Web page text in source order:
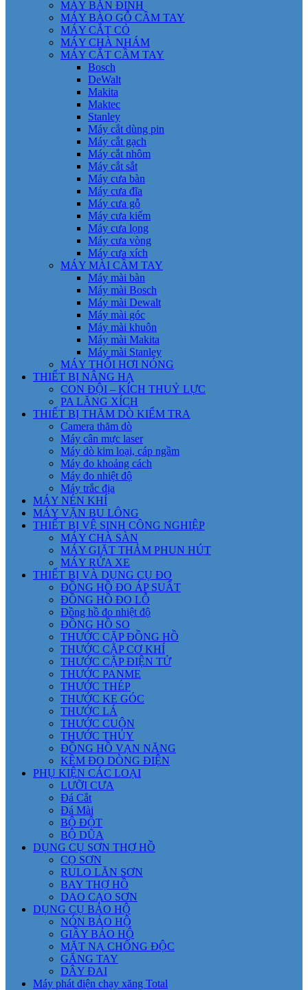
MÁY BẮN ĐINH
MÁY BÀO GỖ CẦM TAY
MÁY CẮT CỎ
MÁY CHÀ NHÁM
MÁY CẮT CẦM TAY
Bosch
DeWalt
Makita
Maktec
Stanley
Máy cắt dùng pin
Máy cắt gạch
Máy cắt nhôm
Máy cắt sắt
Máy cưa bàn
Máy cưa đĩa
Máy cưa gỗ
Máy cưa kiếm
Máy cưa lọng
Máy cưa vòng
Máy cưa xích
MÁY MÀI CẦM TAY
Máy mài bàn
Máy mài Bosch
Máy mài Dewalt
Máy mài góc
Máy mài khuôn
Máy mài Makita
Máy mài Stanley
MÁY THỔI HƠI NÓNG
THIẾT BỊ NÂNG HẠ
CON ĐỘI – KÍCH THUỶ LỰC
PA LĂNG XÍCH
THIẾT BỊ THĂM DÒ KIỂM TRA
Camera thăm dò
Máy cân mực laser
Máy dò kim loại, cáp ngầm
Máy đo khoảng cách
Máy đo nhiệt độ
Máy trắc địa
MÁY NÉN KHÍ
MÁY VẶN BU LÔNG
THIẾT BỊ VỆ SINH CÔNG NGHIỆP
MÁY CHÀ SÀN
MÁY GIẶT THẢM PHUN HÚT
MÁY RỬA XE
THIẾT BỊ VÀ DỤNG CỤ ĐO
ĐỒNG HỒ ĐO ÁP SUẤT
ĐỒNG HỒ ĐO LỖ
Đồng hồ đo nhiệt độ
ĐỒNG HỒ SO
THƯỚC CẶP ĐỒNG HỒ
THƯỚC CẶP CƠ KHÍ
THƯỚC CẶP ĐIỆN TỬ
THƯỚC PANME
THƯỚC THÉP
THƯỚC KE GÓC
THƯỚC LÁ
THƯỚC CUỘN
THƯỚC THỦY
ĐỒNG HỒ VẠN NĂNG
KỀM ĐO DÒNG ĐIỆN
PHỤ KIỆN CÁC LOẠI
LƯỠI CƯA
Đá Cắt
Đá Mài
BỘ ĐỘT
BỘ DŨA
DỤNG CỤ SƠN THỢ HỒ
CỌ SƠN
RULO LĂN SƠN
BAY THỢ HỒ
DAO CẠO SƠN
DỤNG CỤ BẢO HỘ
NÓN BẢO HỘ
GIẦY BẢO HỘ
MẶT NẠ CHỐNG ĐỘC
GĂNG TAY
DÂY ĐAI
Máy phát điện chạy xăng Total